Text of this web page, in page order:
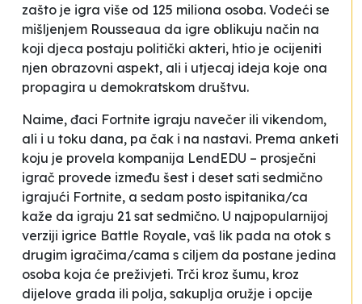
zašto je igra više od 125 miliona osoba. Vodeći se
mišljenjem Rousseaua da igre oblikuju način na
koji djeca postaju politički akteri, htio je ocijeniti
njen obrazovni aspekt, ali i utjecaj ideja koje ona
propagira u demokratskom društvu.
Naime, đaci Fortnite igraju navečer ili vikendom,
ali i u toku dana, pa čak i na nastavi. Prema anketi
koju je provela kompanija LendEDU – prosječni
igrač provede između šest i deset sati sedmično
igrajući Fortnite, a sedam posto ispitanika/ca
kaže da igraju 21 sat sedmično. U najpopularnijoj
verziji igrice Battle Royale, vaš lik pada na otok s
drugim igračima/cama s ciljem da postane jedina
osoba koja će preživjeti. Trči kroz šumu, kroz
dijelove grada ili polja, sakuplja oružje i opcije